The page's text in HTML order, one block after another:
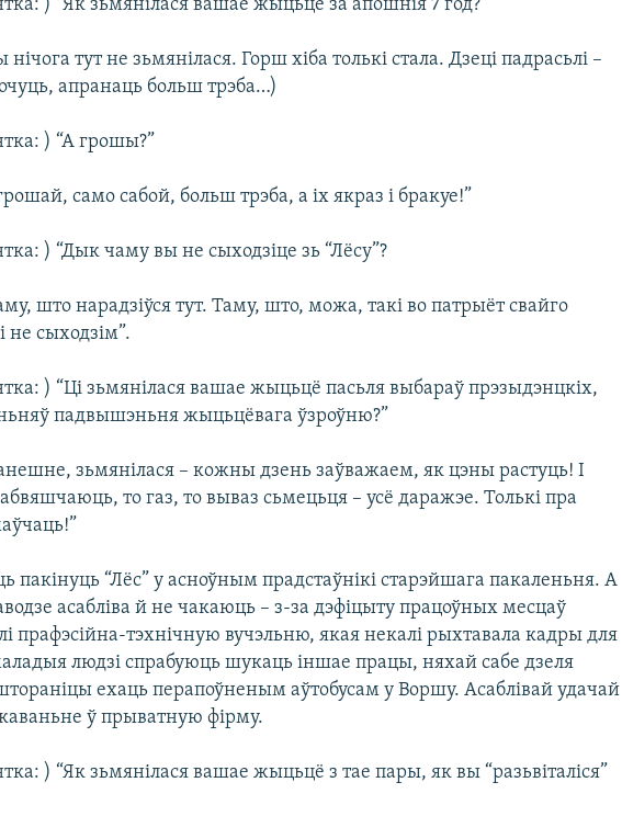
) “Як зьмянілася вашае жыцьцё за апошнія 7 год?”
тут не зьмянілася. Горш хіба толькі стала. Дзеці падрасьлі –
апранаць больш трэба…)
) “А грошы?”
само сабой, больш трэба, а іх якраз і бракуе!”
) “Дык чаму вы не сыходзіце зь “Лёсу”?
што нарадзіўся тут. Таму, што, можа, такі во патрыёт свайго
не сыходзім”.
) “Ці зьмянілася вашае жыцьцё пасьля выбараў прэзыдэнцкіх,
падвышэньня жыцьцёвага ўзроўню?”
зьмянілася – кожны дзень заўважаем, як цэны растуць! І
то газ, то вываз сьмецьця – усё даражэе. Толькі пра
“Лёс” у асноўным прадстаўнікі старэйшага пакаленьня. А
асабліва й не чакаюць – з-за дэфіцыту працоўных месцаў
прафэсійна-тэхнічную вучэльню, якая некалі рыхтавала кадры для
людзі спрабуюць шукаць іншае працы, няхай сабе дзеля
ехаць перапоўненым аўтобусам у Воршу. Асаблівай удачай
ў прыватную фірму.
) “Як зьмянілася вашае жыцьцё з тае пары, як вы “разьвіталіся”